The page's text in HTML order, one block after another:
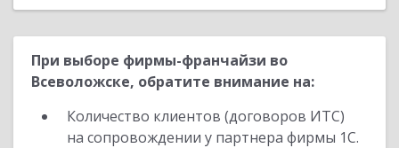
При выборе фирмы-франчайзи во
Всеволожске, обратите внимание на:
Количество клиентов (договоров ИТС)
на сопровождении у партнера фирмы 1С.